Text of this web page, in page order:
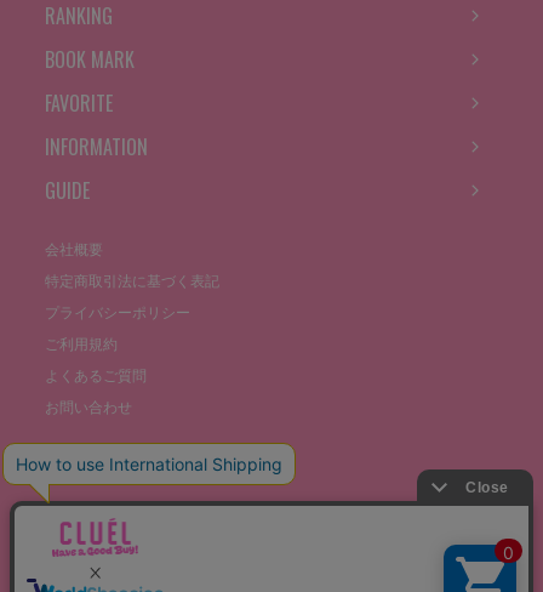
RANKING
BOOK MARK
FAVORITE
INFORMATION
GUIDE
会社概要
特定商取引法に基づく表記
プライバシーポリシー
ご利用規約
よくあるご質問
お問い合わせ
©THE STOCKS CO., LTD